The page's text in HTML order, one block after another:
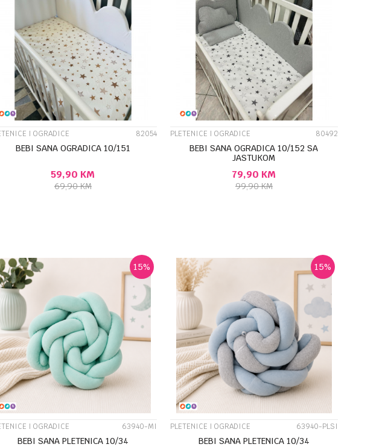
UPOREDI
I OGRADICE 82054
BEBI SANA OGRADICA 10/151
59,90 KM
69,90KM
UPOREDI
PLETENICE I OGRADICE 80492
BEBI SANA OGRADICA 10/152 SA
JASTUKOM
79,90 KM
99,90KM
UPOREDI
15%
I OGRADICE 63940-MI
BEBI SANA PLETENICA 10/34
UPOREDI
15%
PLETENICE I OGRADICE 63940-PLSI
BEBI SANA PLETENICA 10/34